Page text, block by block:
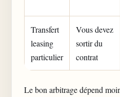
Transfert
leasing
particulier
Vous devez
sortir du
contrat
Le bon arbitrage dépend